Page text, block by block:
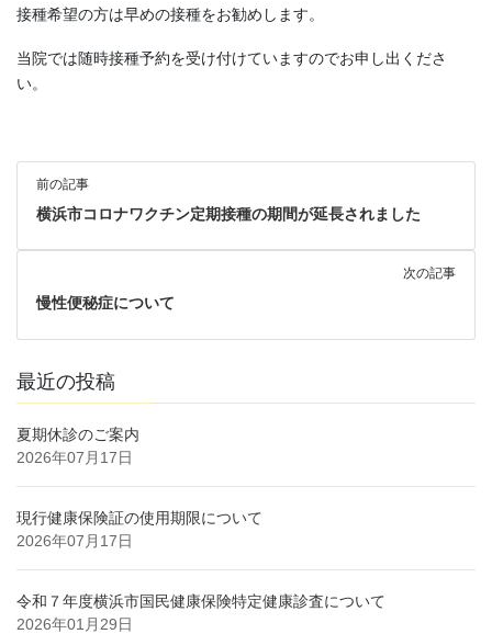
接種希望の方は早めの接種をお勧めします。
当院では随時接種予約を受け付けていますのでお申し出くださ
い。
前の記事
横浜市コロナワクチン定期接種の期間が延長されました
次の記事
慢性便秘症について
最近の投稿
夏期休診のご案内
2026年07月17日
現行健康保険証の使用期限について
2026年07月17日
令和７年度横浜市国民健康保険特定健康診査について
2026年01月29日